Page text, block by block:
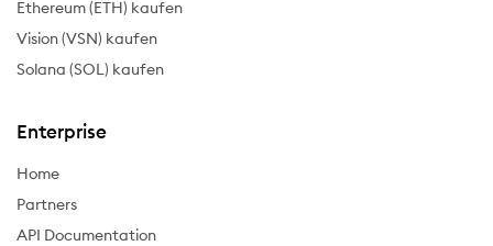
Ethereum (ETH) kaufen
Vision (VSN) kaufen
Solana (SOL) kaufen
Enterprise
Home
Partners
API Documentation